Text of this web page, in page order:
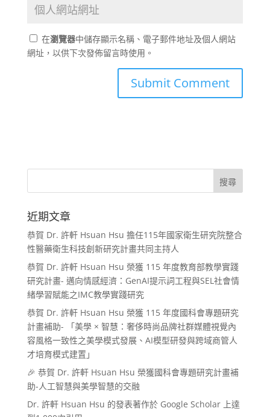
在瀏覽器中儲存顯示名稱、電子郵件地址及個人網站
網址，以供下次發佈留言時使用。
近期文章
恭賀 Dr. 許軒 Hsuan Hsu 擔任115年國家衛生研究院整合
性醫藥衛生科技創新研究計畫共同主持人
恭賀 Dr. 許軒 Hsuan Hsu 榮獲 115 年度教育部教學實踐
研究計畫- 邁向情感經濟：GenAI提示詞工程與SEL社會情
緒學習賦能之IMC教學實踐研究
恭賀 Dr. 許軒 Hsuan Hsu 榮獲 115 年度國科會專題研究
計畫補助- 「美學 × 智慧：奢侈時尚品牌社群媒體視覺內
容風格一致性之美學模式發展、AI模型研發與跨域商管人
才培育模式建置」
🎉 恭賀 Dr. 許軒 Hsuan Hsu 榮獲國科會專題研究計畫補
助-人工智慧與美學智慧的交融
Dr. 許軒 Hsuan Hsu 的發表著作於 Google Scholar 上達